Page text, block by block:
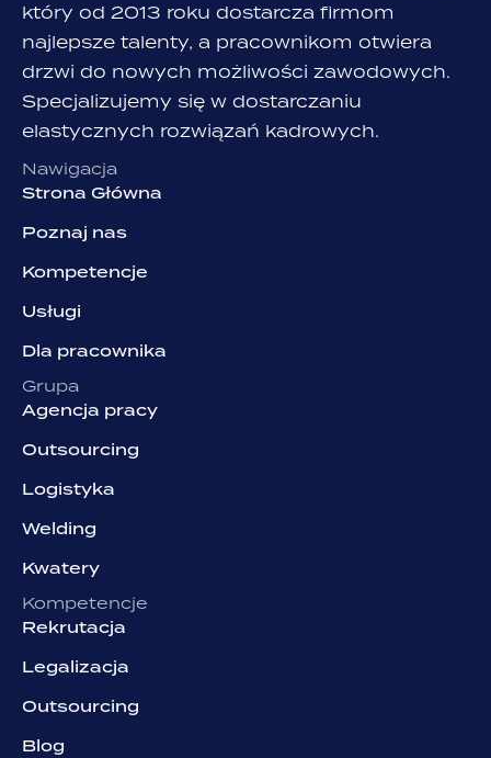
który od 2013 roku dostarcza firmom
najlepsze talenty, a pracownikom otwiera
drzwi do nowych możliwości zawodowych.
Specjalizujemy się w dostarczaniu
elastycznych rozwiązań kadrowych.
Nawigacja
Strona Główna
Poznaj nas
Kompetencje
Usługi
Dla pracownika
Grupa
Agencja pracy
Outsourcing
Logistyka
Welding
Kwatery
Kompetencje
Rekrutacja
Legalizacja
Outsourcing
Blog